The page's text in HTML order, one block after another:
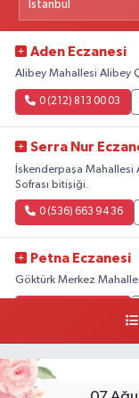
Aden Eczanesi
Alibey Mahallesi Alibey
0 (212) 813 00 03
Serra Nur
İskenderpaşa Mahallesi
Sofrası bitişiği.
0 (536) 663 94 36
Petna Eczanesi
Göktürk Merkez
Karlıktepe Mahallesi